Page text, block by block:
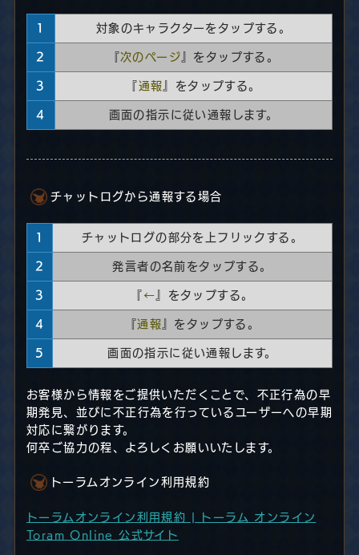
1 対象のキャラクターをタップする。
2 『次のページ 』をタップする。
3 『通報 』をタップする。
4 画面の指示に従い通報します。
チャットログから通報する場合
1 チャットログの部分を上フリックする。
2 発言者の名前をタップする。
3 『 ← 』をタップする。
4 『通報 』をタップする。
5 画面の指示に従い通報します。
お客様から情報をご提供いただくことで、不正行為の早
期発見、並びに不正行為を行っているユーザーへの早期
対応に繋がります。
何卒ご協力の程、よろしくお願いいたします。
トーラムオンライン利用規約
トーラムオンライン利用規約 | トーラム オンライン
Toram Online 公式サイト